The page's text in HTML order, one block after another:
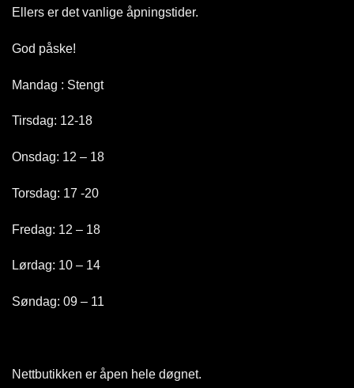
Ellers er det vanlige åpningstider.
God påske!
Mandag : Stengt
Tirsdag: 12-18
Onsdag: 12 – 18
Torsdag: 17 -20
Fredag: 12 – 18
Lørdag: 10 – 14
Søndag: 09 – 11
Nettbutikken er åpen hele døgnet.